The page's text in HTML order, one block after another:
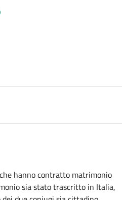
hanno contratto matrimonio
sia stato trascritto in Italia,